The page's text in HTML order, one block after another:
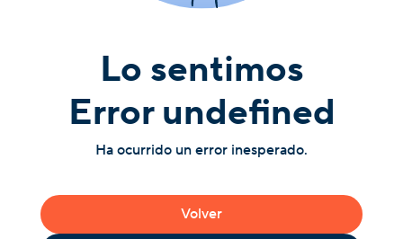
Lo sentimos
Error undefined
Ha ocurrido un error inesperado.
Volver